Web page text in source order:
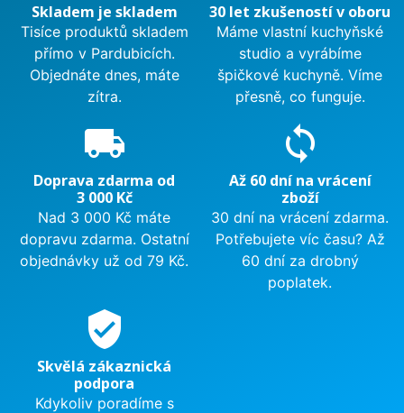
Skladem je skladem
Tisíce produktů skladem
přímo v Pardubicích.
Objednáte dnes, máte
zítra.
30 let zkušeností v oboru
Máme vlastní kuchyňské
studio a vyrábíme
špičkové kuchyně. Víme
přesně, co funguje.
local_shipping
Doprava zdarma od
3 000 Kč
Nad 3 000 Kč máte
dopravu zdarma. Ostatní
objednávky už od 79 Kč.
sync
Až 60 dní na vrácení
zboží
30 dní na vrácení zdarma.
Potřebujete víc času? Až
60 dní za drobný
poplatek.
verified_user
Skvělá zákaznická
podpora
Kdykoliv poradíme s